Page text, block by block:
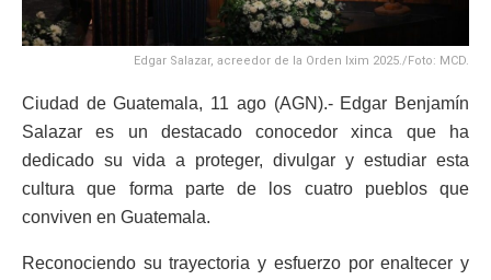
Edgar Salazar, acreedor de la Orden Ixim 2025./Foto: MCD.
Ciudad de Guatemala, 11 ago (AGN).- Edgar Benjamín
Salazar es un destacado conocedor xinca que ha
dedicado su vida a proteger, divulgar y estudiar esta
cultura que forma parte de los cuatro pueblos que
conviven en Guatemala.
Reconociendo su trayectoria y esfuerzo por enaltecer y